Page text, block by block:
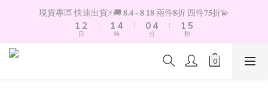
現貨專區 快速出貨⚡️🚚 𝟖.𝟒 - 𝟖.𝟏𝟖 兩件𝟖折 四件𝟕𝟓折💫
2
1
0
3
2
1
日
:
2
1
0
5
4
3
時
:
1
0
5
4
3
分
:
2
1
0
6
5
4
2
秒